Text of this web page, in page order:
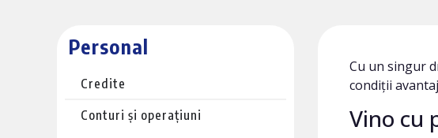
Personal
Credite
Conturi și operațiuni
Cu un singur
condiții
Vino cu